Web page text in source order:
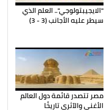
"الايجيبتولوجي".. العلم الذي
سيطر عليه الأجانب (3 - 3)
مصر تتصدر قائمة دول العالم
الأغني والآثري تاريخًا